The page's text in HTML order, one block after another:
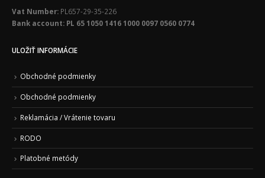
Vat Number: PL657-29-35-226
Bank account: PL 65 1050 1416 1000 0097 0560 0774
ULOŽIŤ INFORMÁCIE
Obchodné podmienky
Obchodné podmienky
Reklamácia / Vrátenie tovaru
RODO
Platobné metódy